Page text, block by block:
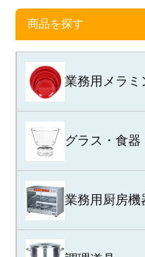
商品を探す
業務用メラミ
グラス・食
業務用厨房機